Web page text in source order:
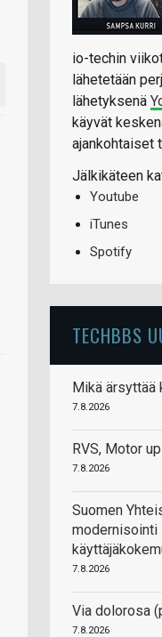
io-techin
lähetetään
lähetyksenä
käyvät
ajankohtaiset
Jälkikäteen
Youtube
iTunes
Spotify
TECHBBS
Mikä ärsyttää
7.8.2026
RVS, Motor
7.8.2026
Suomen
modernisointi
7.8.2026
Via dolorosa
7.8.2026